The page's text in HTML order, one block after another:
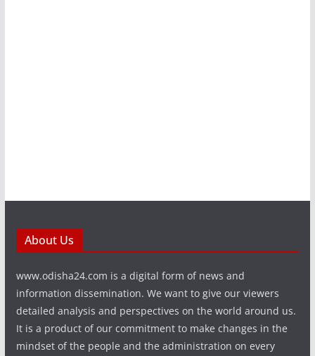
About Us
www.odisha24.com is a digital form of news and
information dissemination. We want to give our viewers
detailed analysis and perspectives on the world around us.
It is a product of our commitment to make changes in the
mindset of the people and the administration on every